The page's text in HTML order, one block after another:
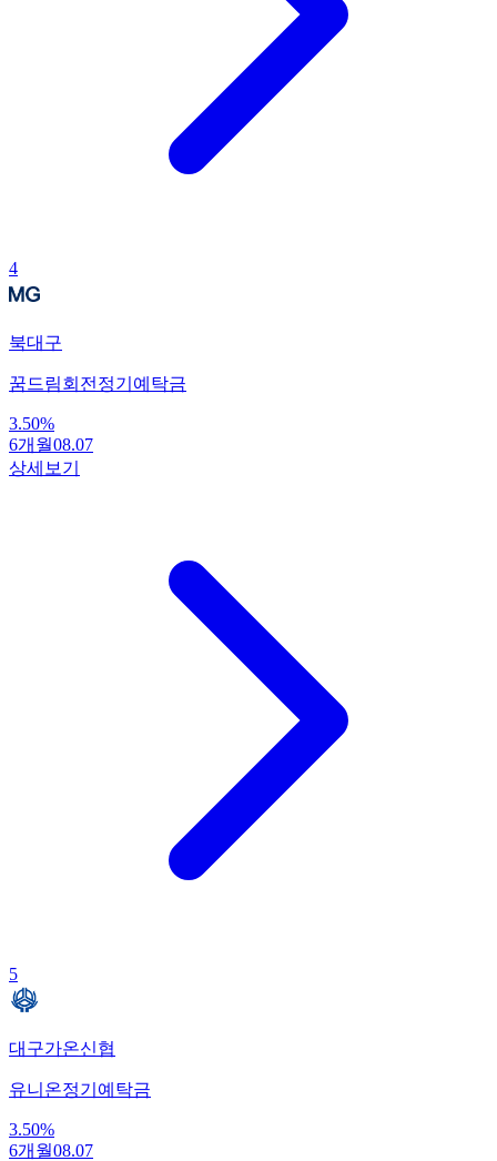
4
북대구
꿈드림회전정기예탁금
3.50%
6개월08.07
상세보기
5
대구가온신협
유니온정기예탁금
3.50%
6개월08.07